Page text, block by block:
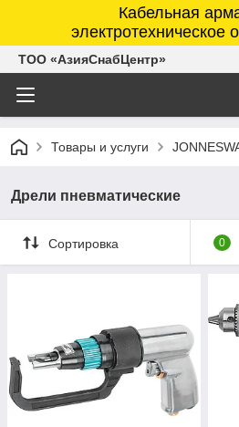
Кабельная
электротехническое
ТОО «АзияСнабЦентр»
Товары и услуги
Дрели пневматические
Сортировка 0